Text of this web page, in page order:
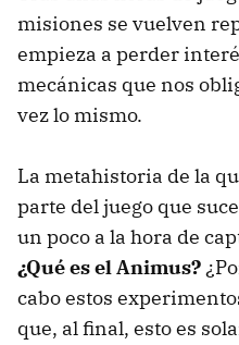
misiones se vuelven
empieza a perder
mecánicas que nos
vez lo mismo.
La metahistoria de la
parte del juego que
un poco a la hora de
¿Qué es el Animus?
cabo estos
que, al final, esto es